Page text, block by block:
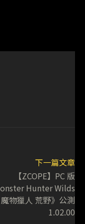
下一篇文章
【ZCOPE】PC 版
Hunter Wilds
魔物獵人 荒野》公測
1.02.00